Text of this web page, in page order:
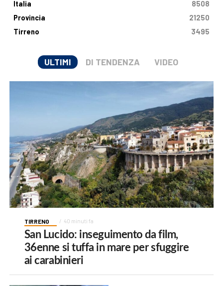
Italia
8508
Provincia
21250
Tirreno
3495
ULTIMI DI TENDENZA VIDEO
TIRRENO 40 minuti fa
San Lucido: inseguimento da film,
36enne si tuffa in mare per sfuggire
ai carabinieri